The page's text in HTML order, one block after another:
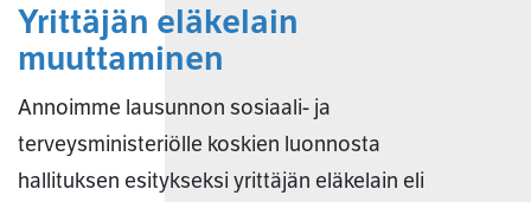
Yrittäjän eläkelain
muuttaminen
Annoimme lausunnon sosiaali- ja
terveysministeriölle koskien luonnosta
hallituksen esitykseksi yrittäjän eläkelain eli